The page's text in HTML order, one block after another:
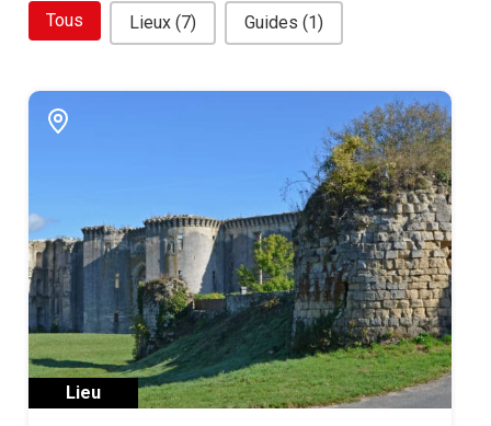
bouton filtre related
Tous Lieux (7) Guides (1)
Lieu